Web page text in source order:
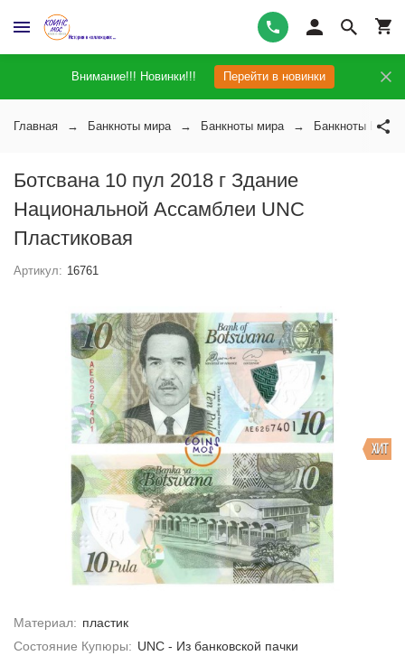
Внимание!!! Новинки!!! Перейти в новинки
Главная Банкноты мира Банкноты мира Банкноты
Ботсвана 10 пул 2018 г Здание
Национальной Ассамблеи UNC
Пластиковая
Артикул: 16761
ХИТ
Материал: пластик
Состояние Купюры: UNC - Из банковской пачки